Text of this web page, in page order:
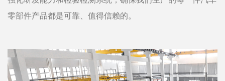
零部件产品都是可靠、值得信赖的。